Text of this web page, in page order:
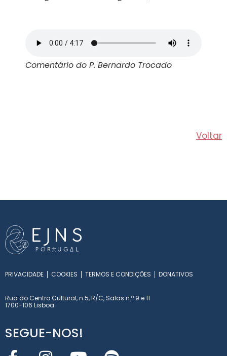
Comentário do P. Bernardo Trocado
Voltar
PRIVACIDADE COOKIES TERMOS E CONDIÇÕES DONATIVOS
Rua do Centro Cultural, n 5, R/C, Salas n.º 9 e 11
1700-106 Lisboa
SEGUE-NOS!